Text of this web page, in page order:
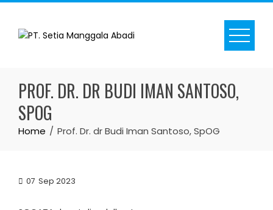
Skip
content
PROF. DR. DR BUDI IMAN SANTOSO,
SPOG
Home Prof. Dr. dr Budi Iman Santoso, SpOG
07 Sep 2023